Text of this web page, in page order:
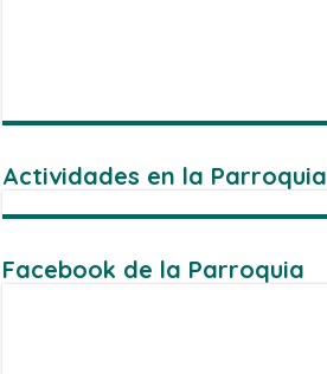
Actividades en la Parroquia
Facebook de la Parroquia